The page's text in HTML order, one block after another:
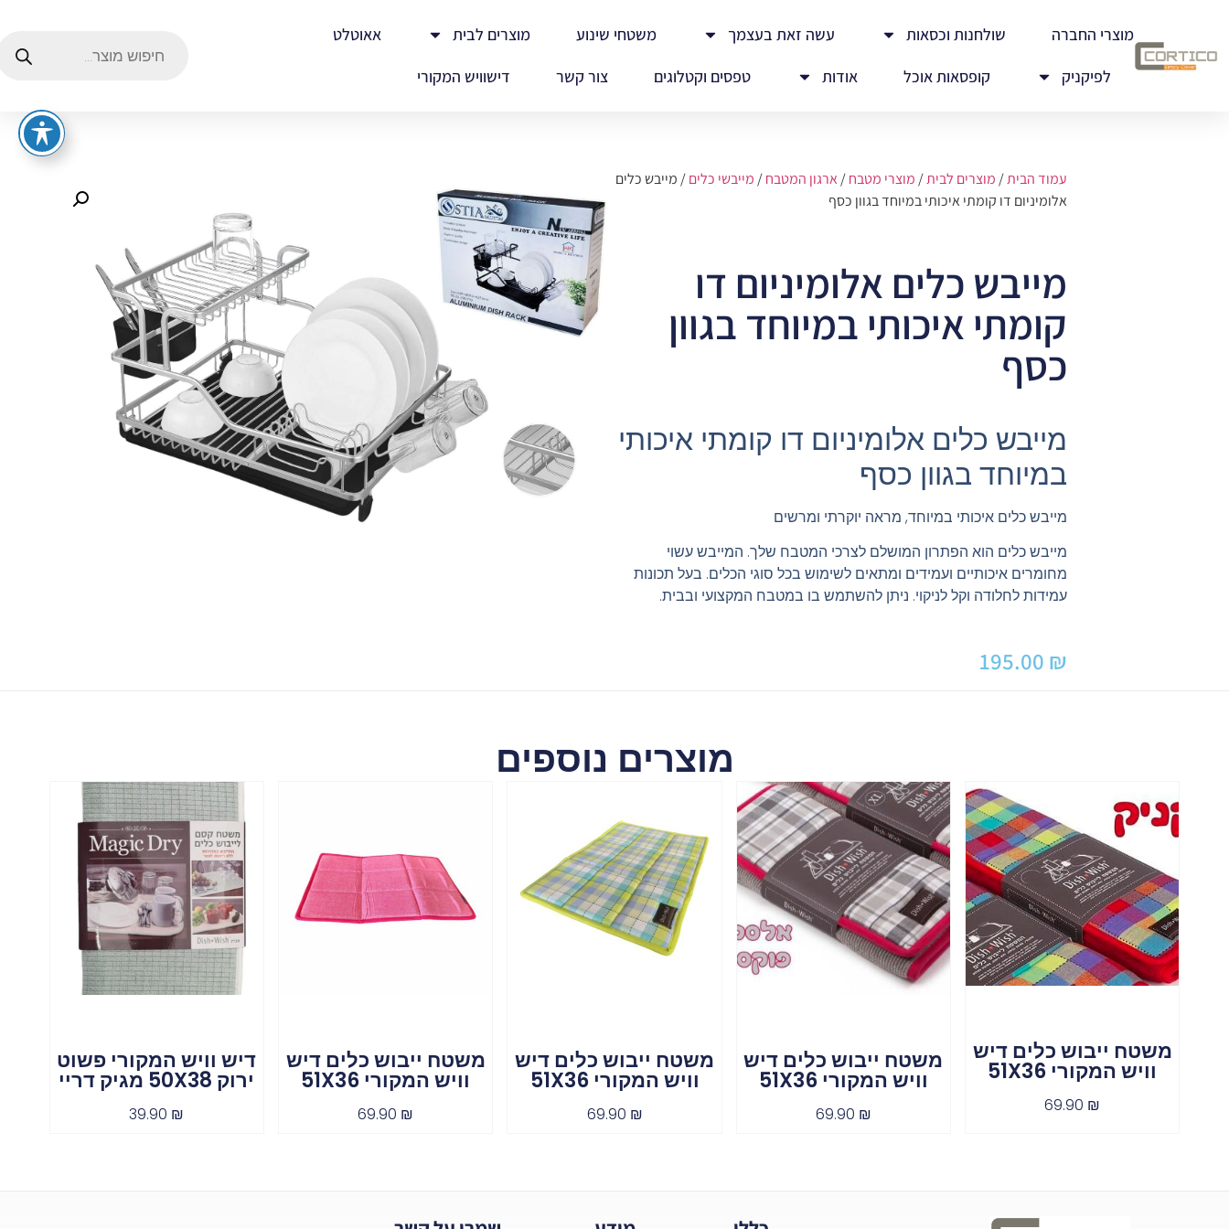
מוצרי החברה שולחנות וכסאות עשה זאת בעצמך משטחי שינוע מוצרים לבית
אאוטלט
לפיקניק
קופסאות אוכל אודות טפסים וקטלוגים צור קשר דישוויש המקורי
עמוד הבית/ מוצרים לבית/ מוצרי מטבח/ ארגון המטבח/ מייבשי כלים/ מייבש כלים
אלומיניום דו קומתי איכותי במיוחד בגוון כסף
מייבש כלים אלומיניום דו
קומתי איכותי במיוחד בגוון
כסף
מייבש כלים אלומיניום דו קומתי איכותי
במיוחד בגוון כסף
מייבש כלים איכותי במיוחד, מראה יוקרתי ומרשים
מייבש כלים הוא הפתרון המושלם לצרכי המטבח שלך. המייבש עשוי
מחומרים איכותיים ועמידים ומתאים לשימוש בכל סוגי הכלים. בעל תכונות
עמידות לחלודה וקל לניקוי. ניתן להשתמש בו במטבח המקצועי ובבית.
195.00 ₪
מוצרים נוספים
משטח ייבוש כלים דיש
וויש המקורי 51X36
69.90 ₪
משטח ייבוש כלים דיש
וויש המקורי 51X36
69.90 ₪
משטח ייבוש כלים דיש
וויש המקורי 51X36
69.90 ₪
משטח ייבוש כלים דיש
וויש המקורי 51X36
69.90 ₪
דיש וויש המקורי פשוט
ירוק 50X38 מגיק דריי
39.90 ₪